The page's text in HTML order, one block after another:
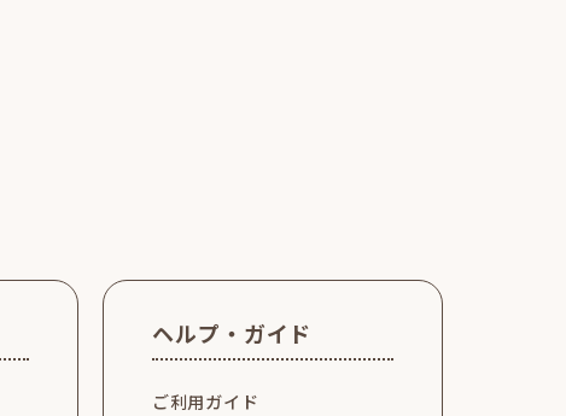
ヘルプ・ガイド
ご利用ガイド